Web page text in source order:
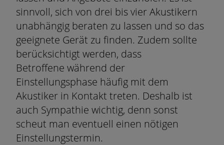
sinnvoll, sich von drei bis vier Akustikern
unabhängig beraten zu lassen und so das
geeignete Gerät zu finden. Zudem sollte
berücksichtigt werden, dass
Betroffene während der
Einstellungsphase häufig mit dem
Akustiker in Kontakt treten. Deshalb ist
auch Sympathie wichtig, denn sonst
scheut man eventuell einen nötigen
Einstellungstermin.